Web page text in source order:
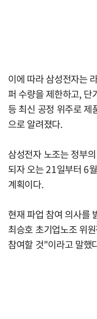
이에 따라 삼성전자는
퍼 수량을 제한하고,
등 최신 공정 위주로 제
으로 알려졌다.
삼성전자 노조는 정부
되자 오는 21일부터 6
계획이다.
현재 파업 참여 의사를
최승호 초기업노조 위
참여할 것"이라고 말했